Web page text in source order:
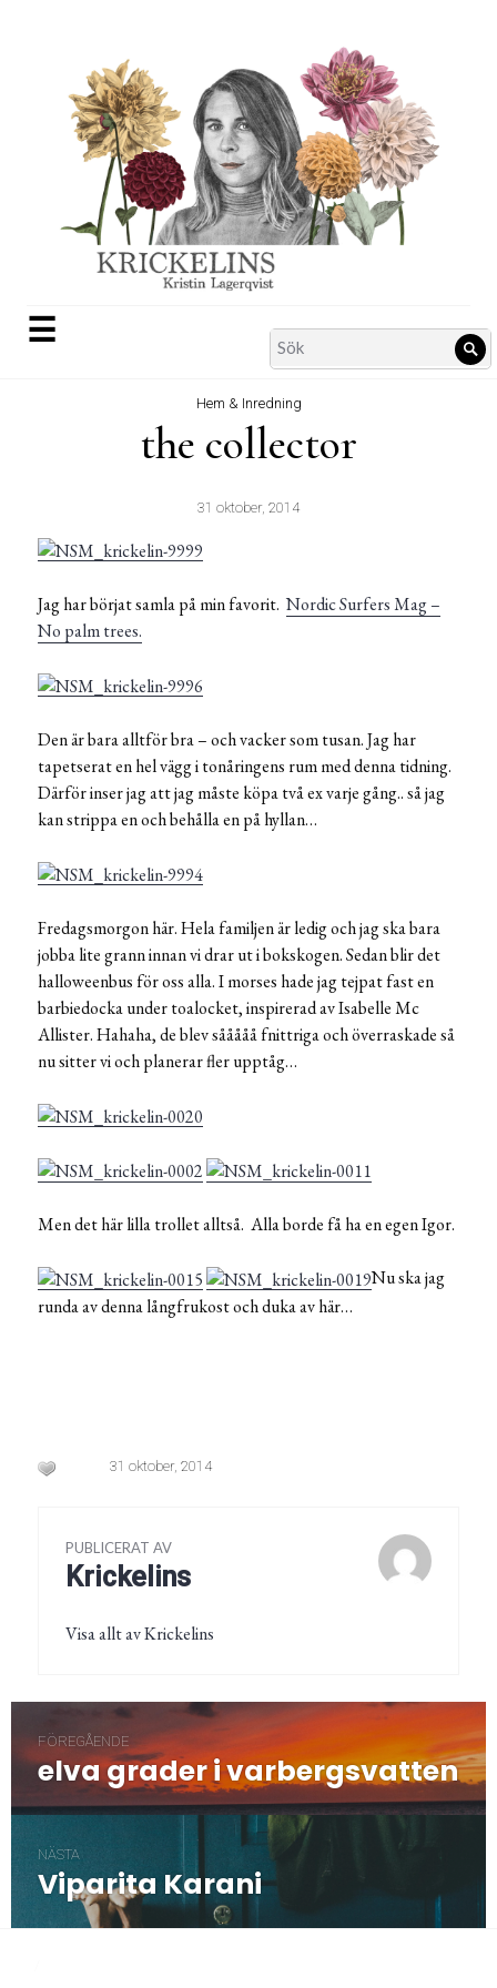
☰
Search
for:
Hem & Inredning
the collector
31 oktober, 2014
Jag har börjat samla på min favorit.Nordic Surfers Mag –
No palm trees.
Den är bara alltför bra – och vacker som tusan. Jag har
tapetserat en hel vägg i tonåringens rum med denna tidning.
Därför inser jag att jag måste köpa två ex varje gång.. så jag
kan strippa en och behålla en på hyllan…
Fredagsmorgon här. Hela familjen är ledig och jag ska bara
jobba lite grann innan vi drar ut i bokskogen. Sedan blir det
halloweenbus för oss alla. I morses hade jag tejpat fast en
barbiedocka under toalocket, inspirerad av Isabelle Mc
Allister. Hahaha, de blev sååååå fnittriga och överraskade så
nu sitter vi och planerar fler upptåg…
Men det här lilla trollet alltså. Alla borde få ha en egen Igor.
Nu ska jag
runda av denna långfrukost och duka av här…
31 oktober, 2014
PUBLICERAT AV
Krickelins
Visa allt av Krickelins
Inläggsnavigering
FÖREGÅENDE
Föregående
elva grader i varbergsvatten
NÄSTA
Nästa
post:
Viparita Karani